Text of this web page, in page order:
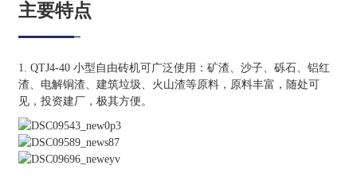
主要特点
1. QTJ4-40 小型自由砖机可广泛使用：矿渣、沙子、砾石、铝红
渣、电解铜渣、建筑垃圾、火山渣等原料，原料丰富，随处可
见，投资建厂，极其方便。